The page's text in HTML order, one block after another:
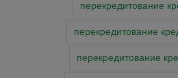
перекредитование
перекредитование
перекредитование